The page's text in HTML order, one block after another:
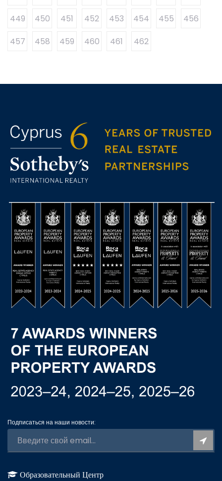
449
450 451 452 453 454 455
456
457
458 459 460 461 462
Подписаться на наши новости:
Образовательный Центр